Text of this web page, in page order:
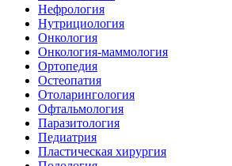
Нефрология
Нутрициология
Онкология
Онкология-маммология
Ортопедия
Остеопатия
Отоларингология
Офтальмология
Паразитология
Педиатрия
Пластическая хирургия